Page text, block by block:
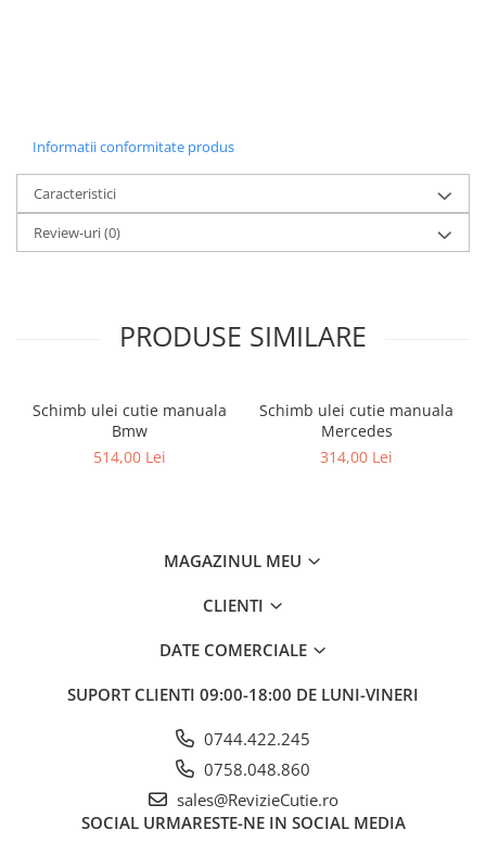
Informatii conformitate produs
Caracteristici
Review-uri(0)
PRODUSE SIMILARE
Schimb ulei cutie manuala
Bmw
514,00 Lei
Schimb ulei cutie manuala
Mercedes
314,00 Lei
MAGAZINUL MEU
CLIENTI
DATE COMERCIALE
SUPORT CLIENTI 09:00-18:00 DE LUNI-VINERI
0744.422.245
0758.048.860
sales@RevizieCutie.ro
SOCIAL URMARESTE-NE IN SOCIAL MEDIA